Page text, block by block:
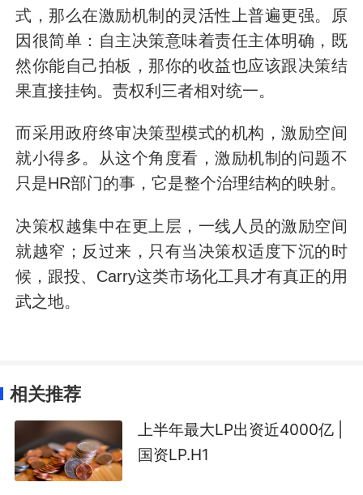
式，那么在激励机制的灵活性上普遍更强。原
因很简单：自主决策意味着责任主体明确，既
然你能自己拍板，那你的收益也应该跟决策结
果直接挂钩。责权利三者相对统一。
而采用政府终审决策型模式的机构，激励空间
就小得多。从这个角度看，激励机制的问题不
只是HR部门的事，它是整个治理结构的映射。
决策权越集中在更上层，一线人员的激励空间
就越窄；反过来，只有当决策权适度下沉的时
候，跟投、 Carry这类市场化工具才有真正的用
武之地。
相关推荐
上半年最大LP出资近4000亿 |
国资LP.H1